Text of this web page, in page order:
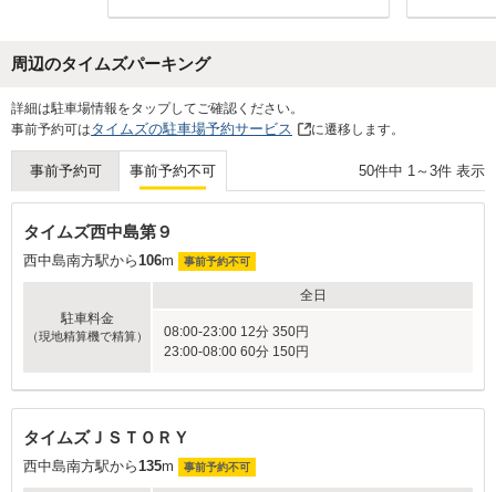
周辺のタイムズパーキング
詳細は駐車場情報をタップしてご確認ください。
事前予約可はタイムズの駐車場予約サービス に遷移します。
事前予約可 事前予約不可 50件中 1 ～ 3件 表示
タイムズ西中島第９
西中島南方駅から106m 事前予約不可
駐車料金
（現地精算機で精算）
全日
08:00-23:00 12分 350円
23:00-08:00 60分 150円
タイムズＪＳＴＯＲＹ
西中島南方駅から135m 事前予約不可